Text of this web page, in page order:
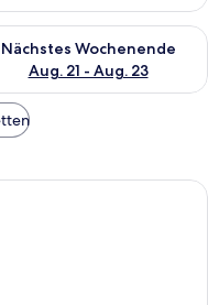
Wochenende, Aug. 14
Nächstes Wochenende
Aug. 21 - Aug. 23
die Verfügbarkeit